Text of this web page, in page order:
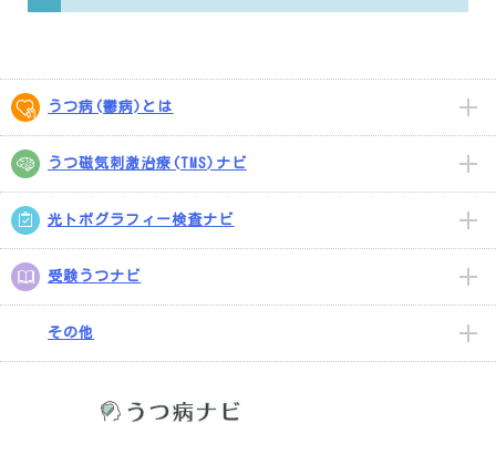
うつ病(鬱病)とは
うつ磁気刺激治療(TMS)ナビ
光トポグラフィー検査ナビ
受験うつナビ
その他